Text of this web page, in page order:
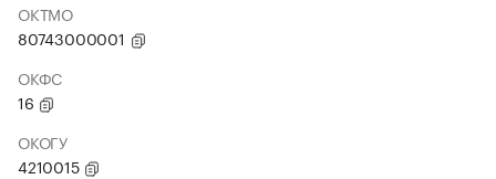
ОКТМО
80743000001
ОКФС
16
ОКОГУ
4210015